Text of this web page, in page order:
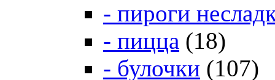
- пироги
- пицца (18)
- булочки (107)